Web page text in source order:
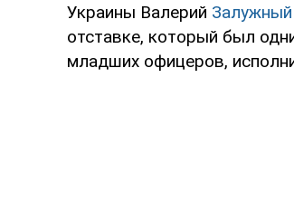
Украины Валерий
отставке, который был
младших офицеров,